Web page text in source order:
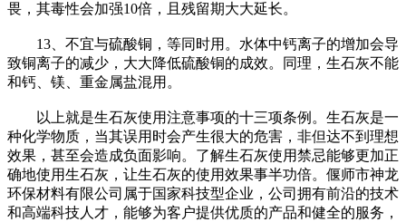
畏，其毒性会加强10倍，且残留期大大延长。
13、不宜与硫酸铜，等同时用。水体中钙离子的增加会导
致铜离子的减少，大大降低硫酸铜的成效。同理，生石灰不能
和钙、镁、重金属盐混用。
以上就是生石灰使用注意事项的十三项条例。生石灰是一
种化学物质，当其误用时会产生很大的危害，非但达不到理想
效果，甚至会造成负面影响。了解生石灰使用禁忌能够更加正
确地使用生石灰，让生石灰的使用效果事半功倍。偃师市神龙
环保材料有限公司属于国家科技型企业，公司拥有前沿的技术
和高端科技人才，能够为客户提供优质的产品和健全的服务，